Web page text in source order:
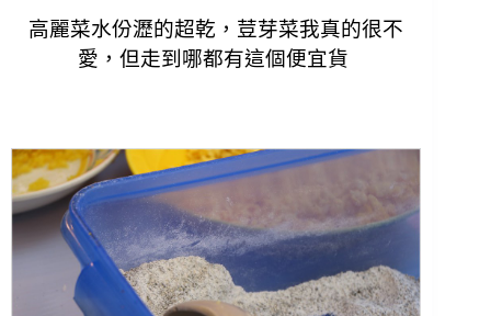
高麗菜水份瀝的超乾，荳芽菜我真的很不
愛，但走到哪都有這個便宜貨